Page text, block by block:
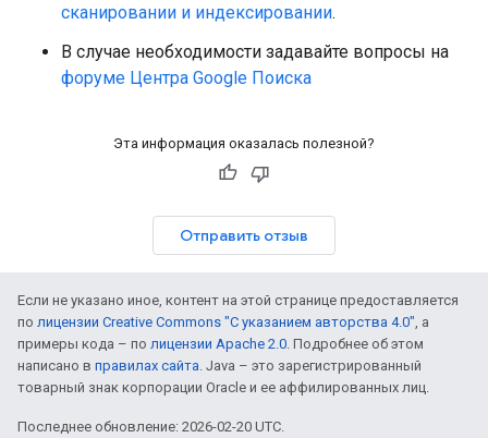
сканировании и индексировании.
В случае необходимости задавайте вопросы на
форуме Центра Google Поиска
Эта информация оказалась полезной?
Отправить отзыв
Если не указано иное, контент на этой странице предоставляется
по лицензии Creative Commons "С указанием авторства 4.0" , а
примеры кода – по лицензии Apache 2.0 . Подробнее об этом
написано в правилах сайта . Java – это зарегистрированный
товарный знак корпорации Oracle и ее аффилированных лиц.
Последнее обновление: 2026-02-20 UTC.